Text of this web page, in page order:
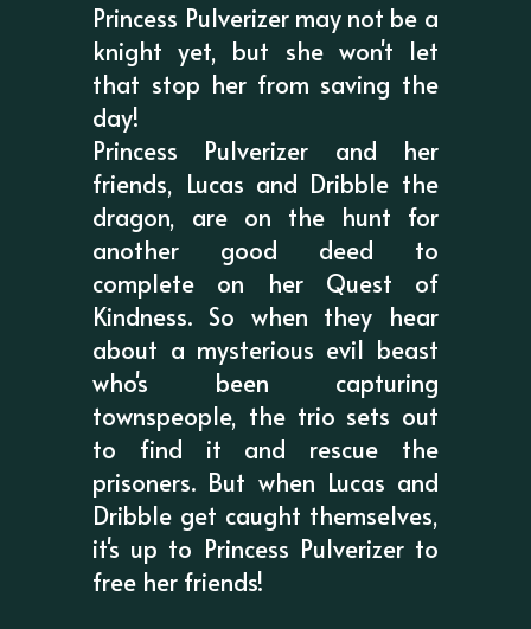
Princess Pulverizer may not be a
knight yet, but she won't let
that stop her from saving the
day!
Princess Pulverizer and her
friends, Lucas and Dribble the
dragon, are on the hunt for
another good deed to
complete on her Quest of
Kindness. So when they hear
about a mysterious evil beast
who's been capturing
townspeople, the trio sets out
to find it and rescue the
prisoners. But when Lucas and
Dribble get caught themselves,
it's up to Princess Pulverizer to
free her friends!